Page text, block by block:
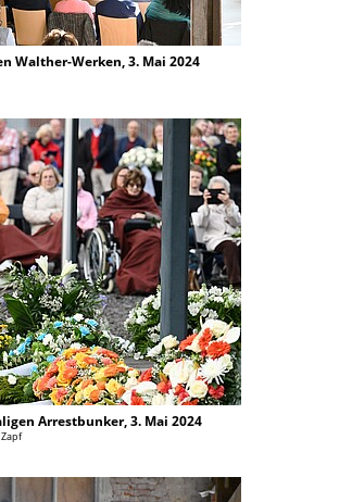
Walther-Werken, 3. Mai 2024
Arrestbunker, 3. Mai 2024